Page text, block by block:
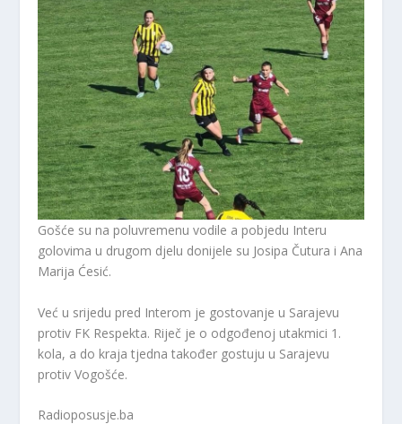
Gošće su na poluvremenu vodile a pobjedu Interu
golovima u drugom djelu donijele su Josipa Čutura i Ana
Marija Ćesić.
Već u srijedu pred Interom je gostovanje u Sarajevu
protiv FK Respekta. Riječ je o odgođenoj utakmici 1.
kola, a do kraja tjedna također gostuju u Sarajevu
protiv Vogošće.
Radioposusje.ba